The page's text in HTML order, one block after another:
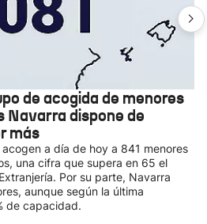
de acogida de menores
Navarra dispone de
más
a día de hoy a 841 menores
una cifra que supera en 65 el
Por su parte, Navarra
aunque según la última
de capacidad.